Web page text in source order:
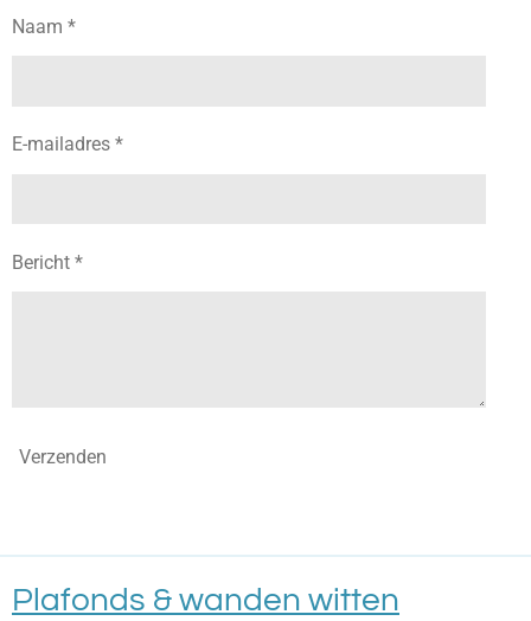
Naam *
E-mailadres *
Bericht *
Verzenden
Plafonds & wanden witten